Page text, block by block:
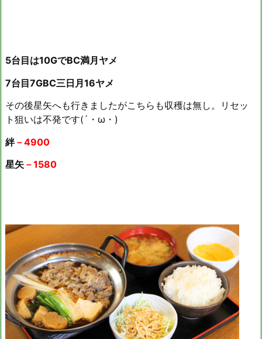
5台目は10GでBC満月ヤメ
7台目7GBC三日月16ヤメ
その後星矢へも行きましたがこちらも収穫は無し。リセッ
ト狙いは不発です(´・ω・)
絆－4900
星矢 －1580